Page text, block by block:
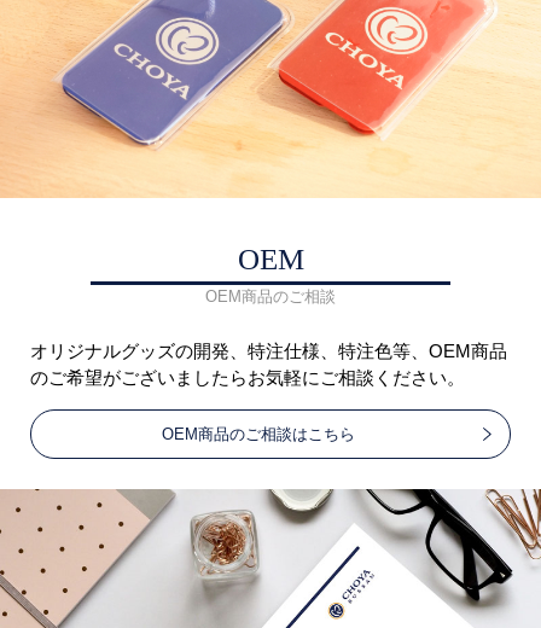
OEM
OEM商品のご相談
オリジナルグッズの開発、特注仕様、特注色等、OEM商品
のご希望がございましたらお気軽にご相談ください。
OEM商品のご相談はこちら